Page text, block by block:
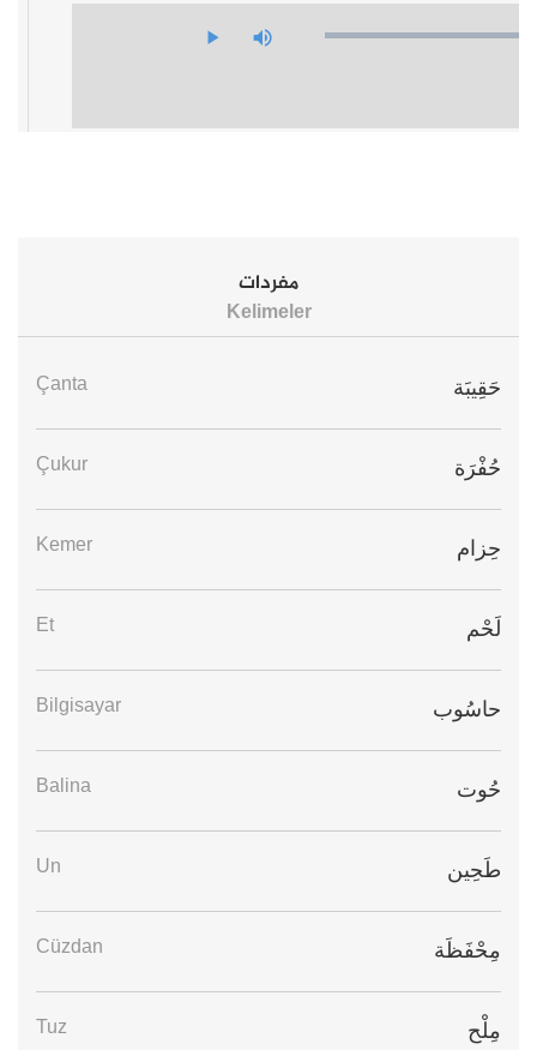
مفردات
Kelimeler
حَقِيبَة Çanta
حُفْرَة Çukur
حِزام Kemer
لَحْم Et
حاسُوب Bilgisayar
حُوت Balina
طَحِين Un
مِحْفَظَة Cüzdan
مِلْح Tuz